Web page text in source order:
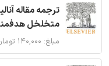
ترجمه مقاله
متخلخل
مبلغ: ۱۴۰,۰۰۰ تومان